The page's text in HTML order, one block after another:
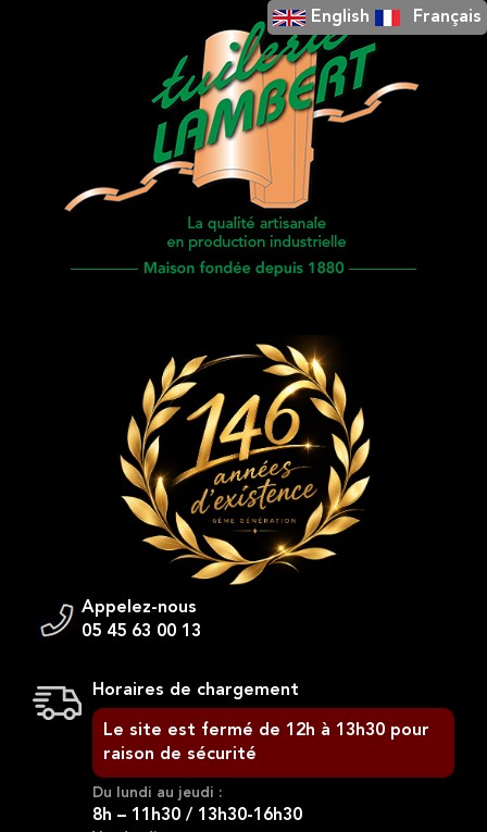
Appelez-nous
05 45 63 00 13
Horaires de chargement
Le site est fermé de 12h à 13h30 pour
raison de sécurité
Du lundi au jeudi :
8h – 11h30 / 13h30-16h30
English Français